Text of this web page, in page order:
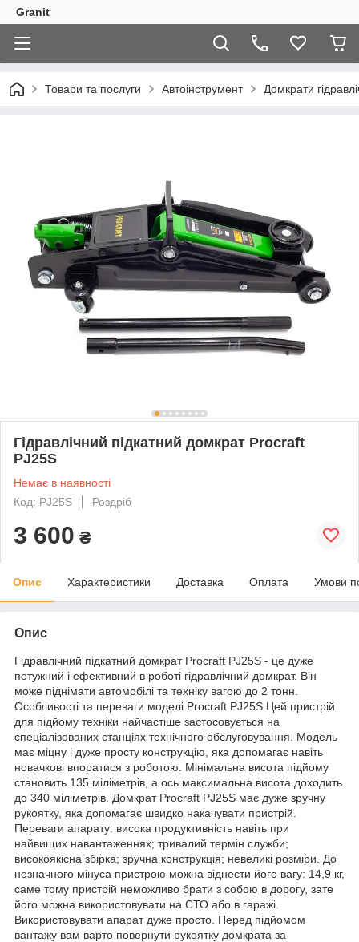
Granit
Товари та послуги Автоінструмент Домкрати
Гідравлічний підкатний домкрат Procraft
PJ25S
Немає в наявності
Код: PJ25S
Роздріб
3 600 ₴
Опис Характеристики Доставка Оплата Умови
Опис
Гідравлічний підкатний домкрат Procraft PJ25S - це дуже
потужний і ефективний в роботі гідравлічний домкрат. Він
може піднімати автомобілі та техніку вагою до 2 тонн.
Особливості та переваги моделі Procraft PJ25S Цей пристрій
для підйому техніки найчастіше застосовується на
спеціалізованих станціях технічного обслуговування. Модель
має міцну і дуже просту конструкцію, яка допомагає навіть
новачкові впоратися з роботою. Мінімальна висота підйому
становить 135 міліметрів, а ось максимальна висота доходить
до 340 міліметрів. Домкрат Procraft PJ25S має дуже зручну
рукоятку, яка допомагає швидко накачувати пристрій.
Переваги апарату: висока продуктивність навіть при
найвищих навантаженнях; тривалий термін служби;
високоякісна збірка; зручна конструкція; невеликі розміри. До
незначного мінуса пристрою можна віднести його вагу: 14,9 кг,
саме тому пристрій неможливо брати з собою в дорогу, зате
його можна використовувати на СТО або в гаражі.
Використовувати апарат дуже просто. Перед підйомом
вантажу вам варто повернути рукоятку домкрата за